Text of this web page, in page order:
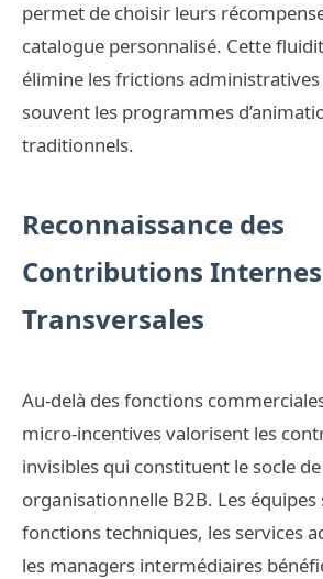
permet de choisir leurs
catalogue personnalisé. Cette
élimine les frictions
souvent les programmes
traditionnels.
Reconnaissance des
Contributions
Transversales
Au-delà des fonctions
micro-incentives valorisent les
invisibles qui constituent le socle
organisationnelle B2B. Les
fonctions techniques, les services
les managers intermédiaires